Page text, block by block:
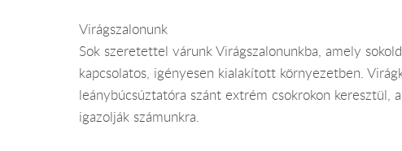
Virágszalonunk
Sok szeretettel várunk Virágszalonunkba, amely
kapcsolatos, igényesen kialakított környezetben.
leánybúcsúztatóra szánt extrém csokrokon
igazolják számunkra.